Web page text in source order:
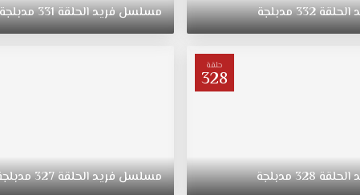
الحلقة332مدبلجة مسلسلفريدالحلقة331مدبلجة
حلقة
328
الحلقة328مدبلجة مسلسلفريدالحلقة327